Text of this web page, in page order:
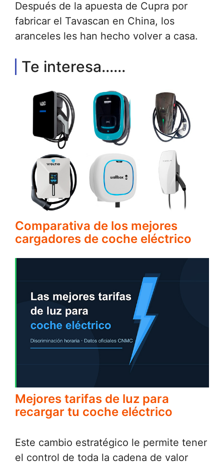
Después de la apuesta de Cupra por
fabricar el Tavascan en China, los
aranceles les han hecho volver a casa.
Te interesa......
Comparativa de los mejores
cargadores de coche eléctrico
Mejores tarifas de luz para
recargar tu coche eléctrico
Este cambio estratégico le permite tener
el control de toda la cadena de valor